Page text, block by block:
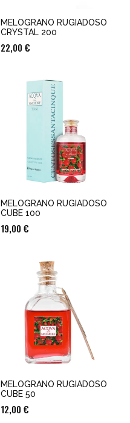
MELOGRANO RUGIADOSO
CRYSTAL 200
22,00 €
MELOGRANO RUGIADOSO
CUBE 100
19,00 €
MELOGRANO RUGIADOSO
CUBE 50
12,00 €